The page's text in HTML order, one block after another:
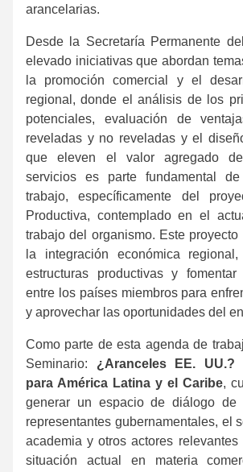
arancelarias.
Desde la Secretaría Permanente
elevado iniciativas que abordan
la promoción comercial y el
regional, donde el análisis de los
potenciales, evaluación de
reveladas y no reveladas y el
que eleven el valor agregado
servicios es parte fundamental
trabajo, específicamente del
Productiva, contemplado en el
trabajo del organismo. Este proyecto
la integración económica
estructuras productivas y
entre los países miembros para
y aprovechar las oportunidades del
Como parte de esta agenda de
Seminario: ¿Aranceles EE. UU.?
para América Latina y el Caribe,
generar un espacio de diálogo de
representantes gubernamentales, el
academia y otros actores
situación actual en materia